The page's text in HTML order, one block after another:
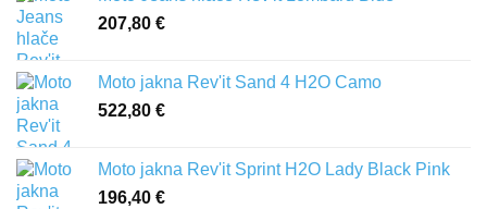
207,80 €
Moto jakna Rev'it Sand 4 H2O Camo
522,80 €
Moto jakna Rev'it Sprint H2O Lady Black Pink
196,40 €